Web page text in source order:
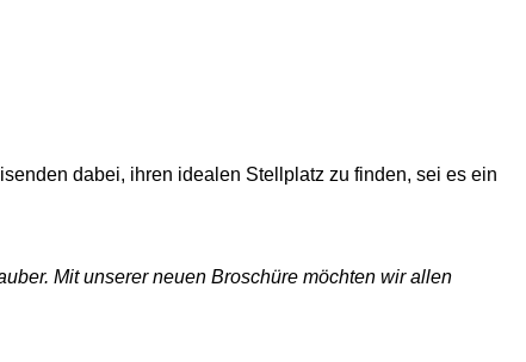
dabei, ihren idealen Stellplatz zu finden, sei es ein
Mit unserer neuen Broschüre möchten wir allen